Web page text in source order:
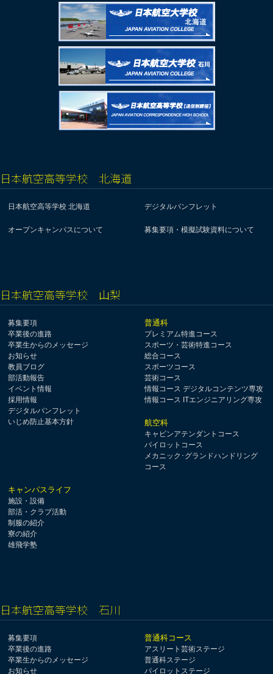
日本航空高等学校 北海道
日本航空高等学校 北海道 デジタルパンフレット
オープンキャンパスについて 募集要項・模擬試験資料について
日本航空高等学校 山梨
募集要項
卒業後の進路
卒業生からのメッセージ
お知らせ
教員ブログ
部活動報告
イベント情報
採用情報
デジタルパンフレット
いじめ防止基本方針
普通科
プレミアム特進コース
スポーツ・芸術特進コース
総合コース
スポーツコース
芸術コース
情報コース デジタルコンテンツ専攻
情報コース ITエンジニアリング専攻
航空科
キャビンアテンダントコース
パイロットコース
メカニック･グランドハンドリング
コース
キャンパスライフ
施設・設備
部活・クラブ活動
制服の紹介
寮の紹介
雄飛学塾
日本航空高等学校 石川
募集要項
卒業後の進路
卒業生からのメッセージ
お知らせ
普通科コース
アスリート芸術ステージ
普通科ステージ
パイロットステージ